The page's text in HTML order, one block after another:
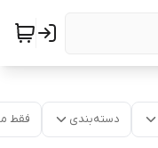
دسته‌بندی فقط